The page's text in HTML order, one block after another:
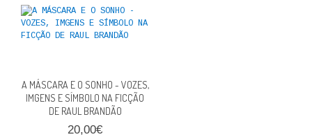
QUEM SOMOS
PROMOÇÕES
CONTACTOS
A MÁSCARA E O SONHO - VOZES,
IMGENS E SÍMBOLO NA FICÇÃO
DE RAUL BRANDÃO
20,00€